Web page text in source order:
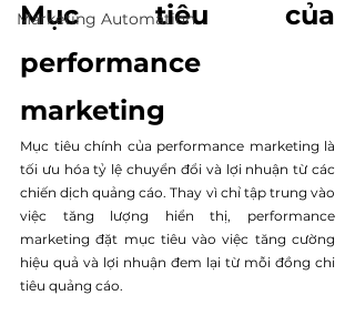
Marketing Automation
Mục tiêu của
performance
marketing
Mục tiêu chính của performance marketing là
tối ưu hóa tỷ lệ chuyển đổi và lợi nhuận từ các
chiến dịch quảng cáo. Thay vì chỉ tập trung vào
việc tăng lượng hiển thị, performance
marketing đặt mục tiêu vào việc tăng cường
hiệu quả và lợi nhuận đem lại từ mỗi đồng chi
tiêu quảng cáo.